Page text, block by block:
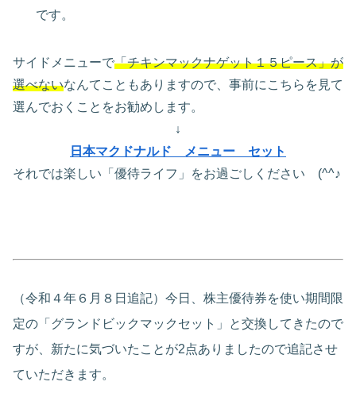
です。
サイドメニューで「チキンマックナゲット１５ピース」が
選べないなんてこともありますので、事前にこちらを見て
選んでおくことをお勧めします。
↓
日本マクドナルド メニュー セット
それでは楽しい「優待ライフ」をお過ごしください (^^♪
（令和４年６月８日追記）今日、株主優待券を使い期間限
定の「グランドビックマックセット」と交換してきたので
すが、新たに気づいたことが2点ありましたので追記させ
ていただきます。